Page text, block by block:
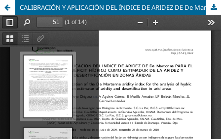
CALIBRACIÓN Y APLICACIÓN DEL ÍNDICE DE ARIDEZ DE De Martonne PARA EL ANÁLISIS DEL DÉFICIT HÍDRICO COMO ESTIMADOR DE LA ARIDEZ Y DESERTIFICACIÓN EN ZONAS ÁRIDAS